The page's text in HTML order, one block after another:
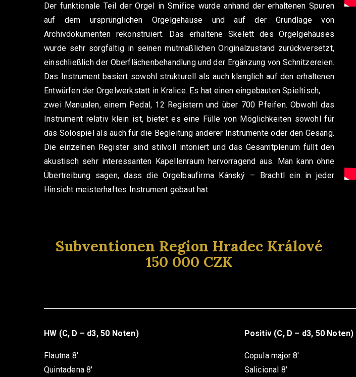
Der funktionale Teil der Orgel in Smiřice wurde anhand der erhaltenen Spuren
auf dem ursprünglichen Orgelgehäuse und auf der Grundlage von
Archivdokumenten rekonstruiert. Das erhaltene Skelett des Orgelgehäuses
wurde sehr sorgfältig in seinen mutmaßlichen Originalzustand zurückversetzt,
einschließlich der Oberflächenbehandlung und der Ergänzung von Schnitzereien.
Das Instrument basiert sowohl strukturell als auch klanglich auf den erhaltenen
Entwürfen der Orgelwerkstatt in Kralice. Es hat einen eingebauten Spieltisch,
zwei Manualen, einem Pedal, 12 Registern und über 700 Pfeifen. Obwohl das
Instrument relativ klein ist, bietet es eine Fülle von Möglichkeiten sowohl für
das Solospiel als auch für die Begleitung anderer Instrumente oder den Gesang.
Die einzelnen Register sind stilvoll intoniert und das Gesamtplenum füllt den
akustisch sehr interessanten Kapellenraum hervorragend aus. Man kann ohne
Übertreibung sagen, dass die Orgelbaufirma Kánský – Brachtl ein in jeder
Hinsicht meisterhaftes Instrument gebaut hat.
Subventionen Region Hradec Králové
150 000 CZK
HW (C, D – d3, 50 Noten)
Flautna 8′
Quintadena 8′
Positiv (C, D – d3, 50 Noten)
Copula major 8′
Salicional 8′